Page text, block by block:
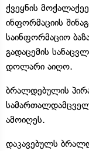
ქვეყნის
ინფორმაციის
საინფორმაციო
გადაცემის
დოლარი აიღო.
ბრალდებულის
ამოიღეს.
დაკავებულს